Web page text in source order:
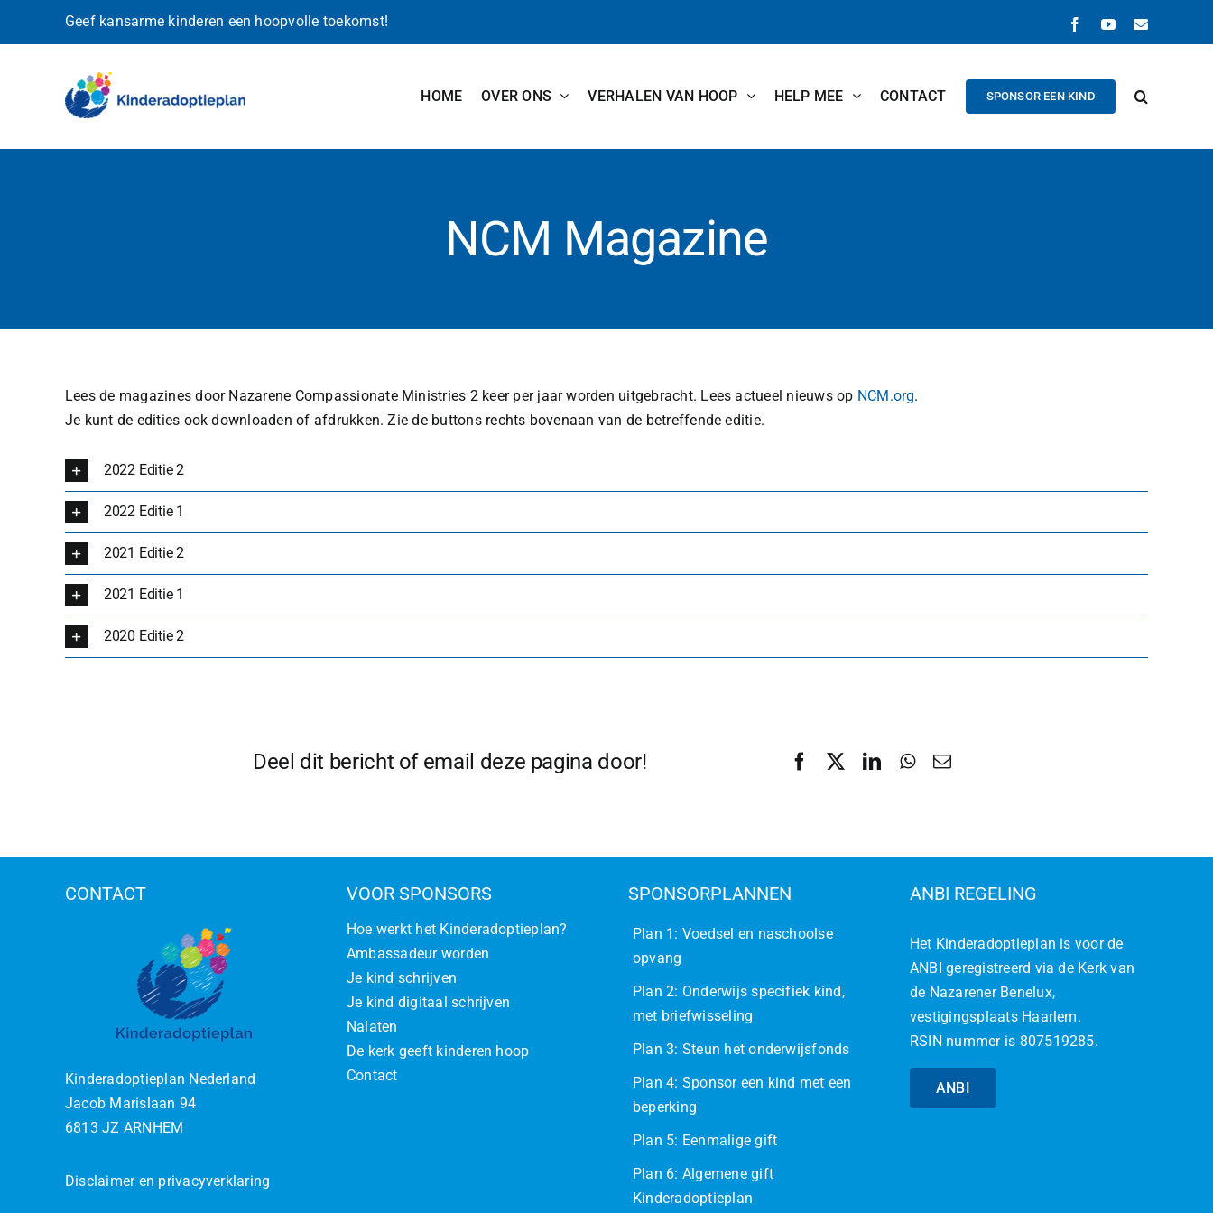
Geef kansarme kinderen een hoopvolle toekomst! FacebookYouTube
E-
HOME OVER ONS VERHALEN VAN HOOP HELP MEE CONTACT SPONSOR EEN KIND
NCM Magazine
Lees de magazines door Nazarene Compassionate Ministries 2 keer per jaar worden uitgebracht. Lees actueel nieuws op NCM.org.
Je kunt de edities ook downloaden of afdrukken. Zie de buttons rechts bovenaan van de betreffende editie.
2022 Editie 2
2022 Editie 1
2021 Editie 2
2021 Editie 1
2020 Editie 2
Deel dit bericht of email deze pagina door!
CONTACT
Kinderadoptieplan Nederland
Jacob Marislaan 94
6813 JZ ARNHEM
Disclaimer en privacyverklaring
VOOR SPONSORS
Hoe werkt het Kinderadoptieplan?
Ambassadeur worden
Je kind schrijven
Je kind digitaal schrijven
Nalaten
De kerk geeft kinderen hoop
Contact
SPONSORPLANNEN
Plan 1: Voedsel en naschoolse
opvang
Plan 2: Onderwijs specifiek kind,
met briefwisseling
Plan 3: Steun het onderwijsfonds
Plan 4: Sponsor een kind met een
beperking
Plan 5: Eenmalige gift
Plan 6: Algemene gift
Kinderadoptieplan
ANBI REGELING
Het Kinderadoptieplan is voor de
ANBI geregistreerd via de Kerk van
de Nazarener Benelux,
vestigingsplaats Haarlem.
RSIN nummer is 807519285.
ANBI